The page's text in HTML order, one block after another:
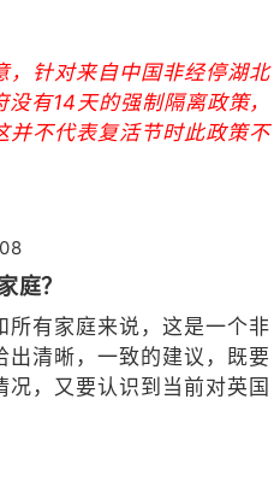
，针对来自中国非经停湖北
有14天的强制隔离政策，
并不代表复活节时此政策不
08
庭？
所有家庭来说，这是一个非
出清晰，一致的建议，既要
，又要认识到当前对英国